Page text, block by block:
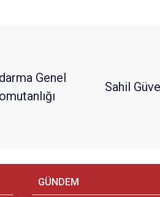
Genel
Sahil
GÜNDEM